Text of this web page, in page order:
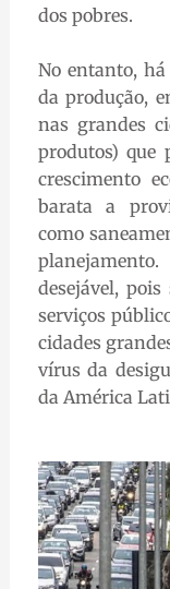
dos pobres.
No entanto, há
da produção,
nas grandes
produtos) que
crescimento
barata a
como
desejável,
serviços
cidades
vírus da
da América